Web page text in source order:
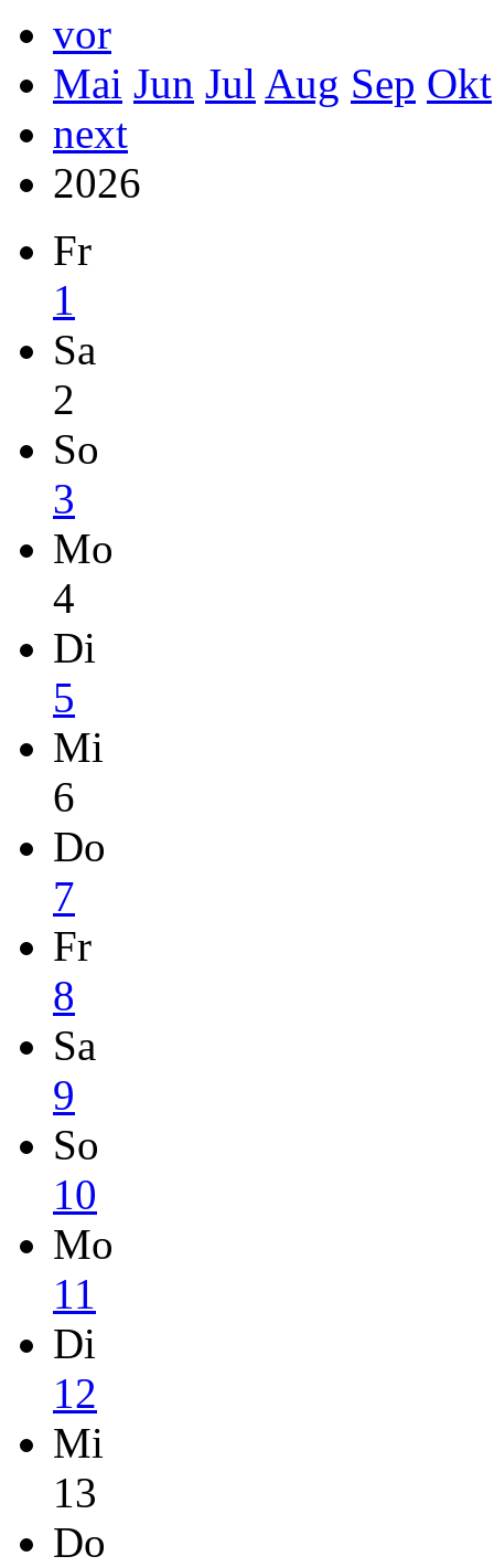
vor
Mai Jun Jul Aug Sep Okt
next
2026
Fr
1
Sa
2
So
3
Mo
4
Di
5
Mi
6
Do
7
Fr
8
Sa
9
So
10
Mo
11
Di
12
Mi
13
Do